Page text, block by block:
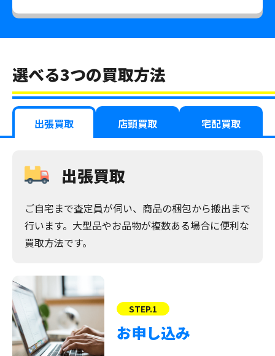
選べる3つの買取方法
出張買取 店頭買取 宅配買取
出張買取
ご自宅まで査定員が伺い、商品の梱包から搬出まで
行います。大型品やお品物が複数ある場合に便利な
買取方法です。
STEP.1
お申し込み